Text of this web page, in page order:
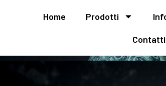
Home Prodotti
Contatti